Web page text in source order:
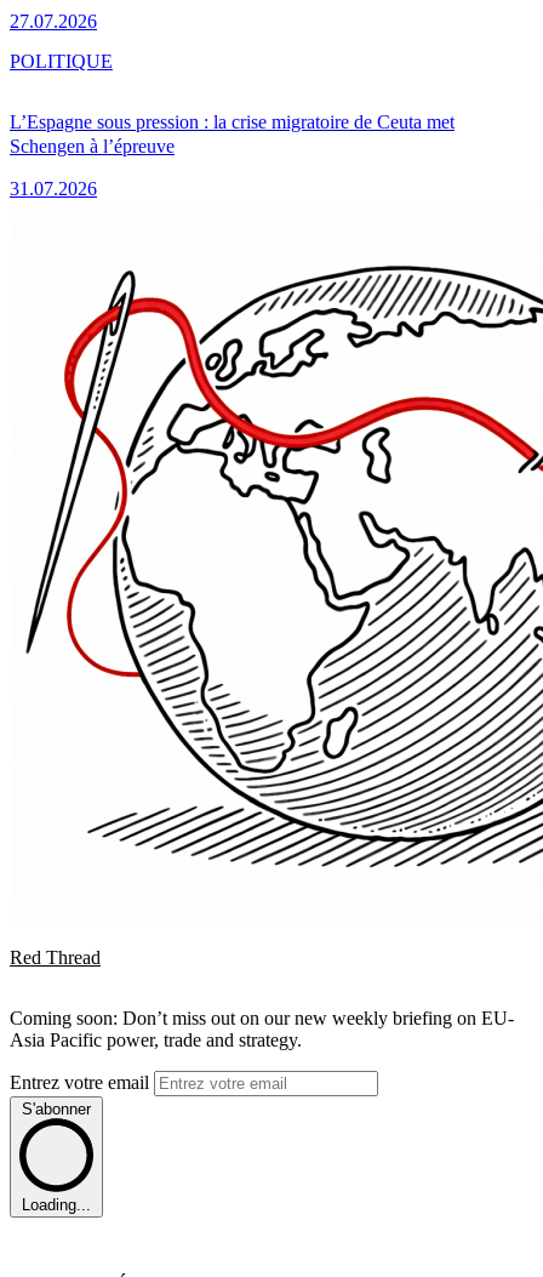
27.07.2026
L’Espagne sous pression : la crise migratoire de Ceuta met
Schengen à l’épreuve
31.07.2026
POLITIQUE
Red Thread
Coming soon: Don’t miss out on our new weekly briefing on EU-
Asia Pacific power, trade and strategy.
Entrez votre email
S'abonner
Loading...